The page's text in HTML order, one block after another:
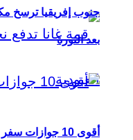
جنوب إفريقيا ترسخ
بعد الثورة
أقوى 10 جوازات سفر في إفريقيا لعام 2026